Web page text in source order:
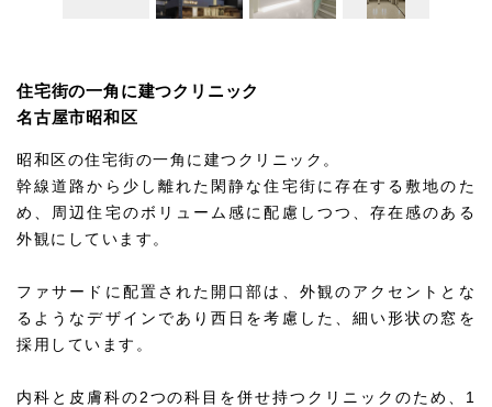
住宅街の一角に建つクリニック
名古屋市昭和区
昭和区の住宅街の一角に建つクリニック。
幹線道路から少し離れた閑静な住宅街に存在する敷地のた
め、周辺住宅のボリューム感に配慮しつつ、存在感のある
外観にしています。
ファサードに配置された開口部は、外観のアクセントとな
るようなデザインであり西日を考慮した、細い形状の窓を
採用しています。
内科と皮膚科の2つの科目を併せ持つクリニックのため、1